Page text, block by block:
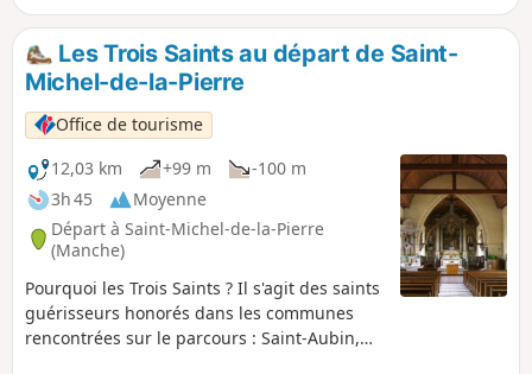
nombreuses zones humides (marais). Il est traversé par la
voie romaine (D 535) qui reliait Abrincae, nom romain
d'Avranches et Alauna, Valognes.
Les Trois Saints au départ de Saint-
Michel-de-la-Pierre
Office de tourisme
12,03 km
+99 m
-100 m
3h 45
Moyenne
Départ à Saint-Michel-de-la-Pierre
(Manche)
Pourquoi les Trois Saints ? Il s'agit des saints
guérisseurs honorés dans les communes
rencontrées sur le parcours : Saint-Aubin,